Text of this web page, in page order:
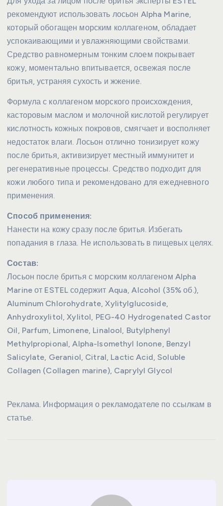
рекомендуют использовать лосьон Alpha Marine,
который обогащен морским коллагеном, обладает
успокаивающими и увлажняющими свойствами.
Средство равномерным тонким слоем покрывает
кожу, моментально впитывается, освежая после
бритья, устраняя сухость и жжение.
Формула с коллагеном морского происхождения,
касторовым маслом и молочной кислотой регулирует
кислотность кожных покровов, смягчает и восполняет
недостаток влаги. Лосьон отлично тонизирует кожу
после бритья, активизирует местный иммунитет и
регенеративные процессы. Средство подходит для
кожи любого типа и рекомендовано для ежедневного
применения.
Способ применения:
Нанести на кожу сразу после бритья. Избегать
попадания в глаза. Не использовать в пищевых целях.
Состав:
Лосьон после бритья с морским коллагеном Alpha
Marine от ESTEL содержит Aqua, Alcohol (35% об.),
Aluminum Chlorohydrate, Xylitylglucoside,
Anhydroxylitol, Xylitol, PEG-40 Hydrogenated Castor
Oil, Parfum, Limonene, Linalool, Butylphenyl
Methylpropional, Alpha-Isomethyl Ionone, Benzyl
Salicylate, Geraniol, Citral, Lactic Acid, Soluble
Collagen (Collagen marine), Caprylyl Glycol
Реклама. Информация о рекламодателе по ссылкам в
статье.